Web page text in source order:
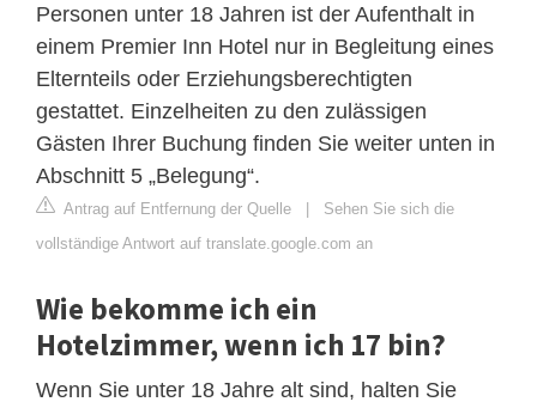
Personen unter 18 Jahren ist der Aufenthalt in
einem Premier Inn Hotel nur in Begleitung eines
Elternteils oder Erziehungsberechtigten
gestattet. Einzelheiten zu den zulässigen
Gästen Ihrer Buchung finden Sie weiter unten in
Abschnitt 5 „Belegung“.
Antrag auf Entfernung der Quelle | Sehen Sie sich die
vollständige Antwort auf translate.google.com an
Wie bekomme ich ein
Hotelzimmer, wenn ich 17 bin?
Wenn Sie unter 18 Jahre alt sind, halten Sie